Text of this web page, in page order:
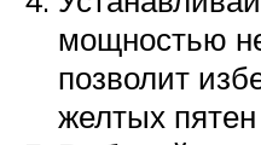
мощностью
позволит
желтых